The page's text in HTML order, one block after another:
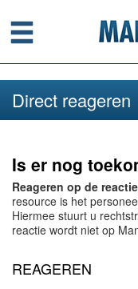
Menu
Direct reageren
Is er nog
Reageren op de
resource is het
Hiermee stuurt u
reactie wordt niet op
REAGEREN